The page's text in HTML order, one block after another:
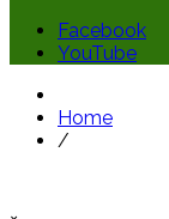
Facebook
YouTube
Home
/